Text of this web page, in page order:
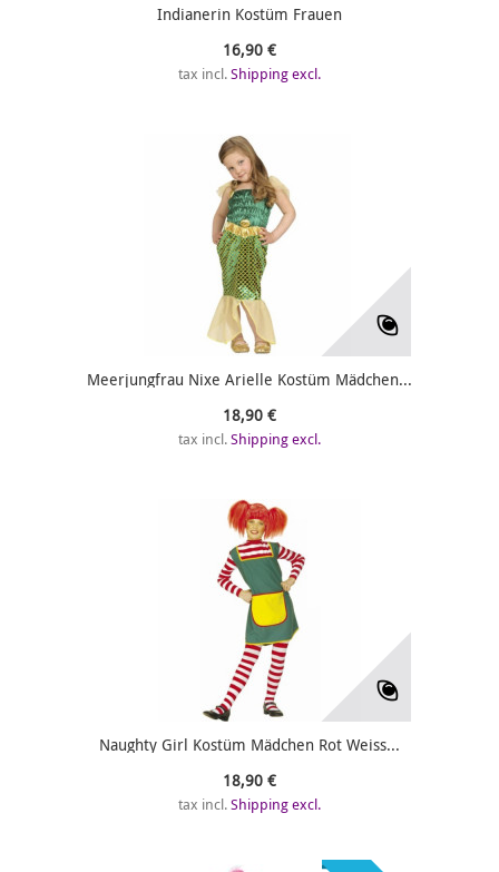
Indianerin Kostüm Frauen
16,90 €
tax incl.Shipping excl.
Meerjungfrau Nixe Arielle Kostüm Mädchen...
18,90 €
tax incl.Shipping excl.
Naughty Girl Kostüm Mädchen Rot Weiss...
18,90 €
tax incl.Shipping excl.